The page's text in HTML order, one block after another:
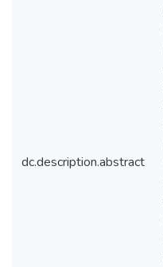
dc.description.abstract